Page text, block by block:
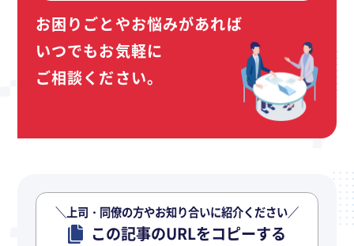
お困りごとやお悩みがあれば
いつでもお気軽に
ご相談ください。
＼上司・同僚の方やお知り合いに紹介ください／
この記事のURLをコピーする